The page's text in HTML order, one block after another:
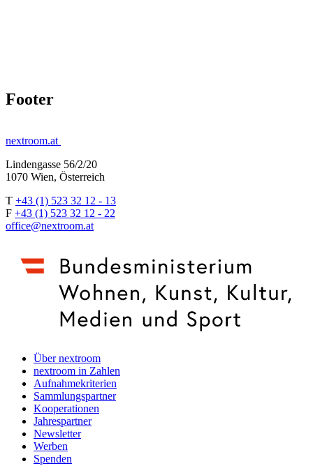
Footer
nextroom.at
Lindengasse 56/2/20
1070 Wien, Österreich
T +43 (1) 523 32 12 - 13
F +43 (1) 523 32 12 - 22
office@nextroom.at
Über nextroom
nextroom in Zahlen
Aufnahmekriterien
Sammlungspartner
Kooperationen
Jahrespartner
Newsletter
Werben
Spenden